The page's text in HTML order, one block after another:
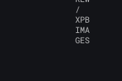
/
XPB
IMA
GES